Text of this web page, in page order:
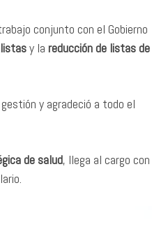
conjunto con el Gobierno
y la reducción de listas de
y agradeció a todo el
de salud, llega al cargo con